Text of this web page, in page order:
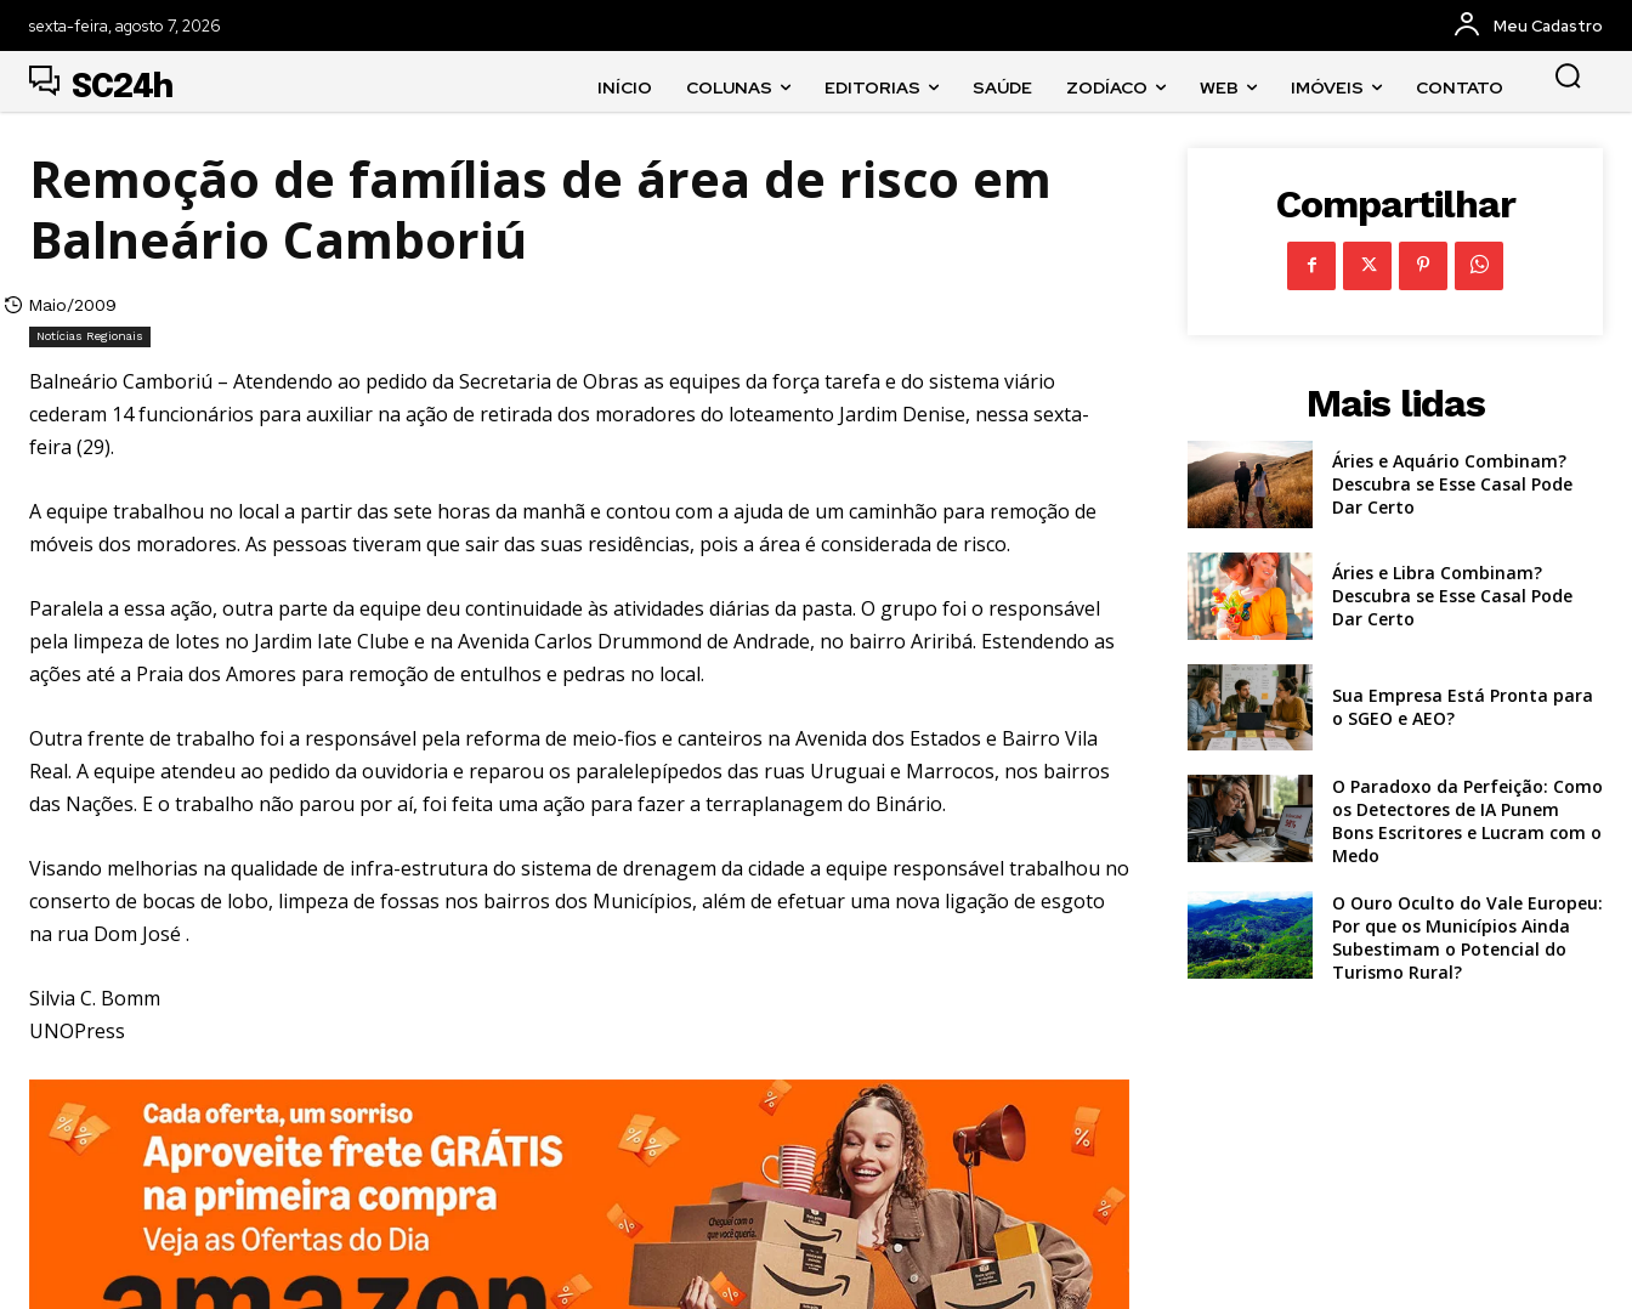
sexta-feira, agosto 7, 2026 Meu Cadastro
SC24h INÍCIO COLUNAS EDITORIAS SAÚDE ZODÍACO WEB IMÓVEIS CONTATO
Remoção de famílias de área de risco em
Balneário Camboriú
Maio/2009
Notícias Regionais
Balneário Camboriú – Atendendo ao pedido da Secretaria de Obras as equipes da força tarefa e do sistema viário
cederam 14 funcionários para auxiliar na ação de retirada dos moradores do loteamento Jardim Denise, nessa sexta-
feira (29).
A equipe trabalhou no local a partir das sete horas da manhã e contou com a ajuda de um caminhão para remoção de
móveis dos moradores. As pessoas tiveram que sair das suas residências, pois a área é considerada de risco.
Paralela a essa ação, outra parte da equipe deu continuidade às atividades diárias da pasta. O grupo foi o responsável
pela limpeza de lotes no Jardim Iate Clube e na Avenida Carlos Drummond de Andrade, no bairro Ariribá. Estendendo as
ações até a Praia dos Amores para remoção de entulhos e pedras no local.
Outra frente de trabalho foi a responsável pela reforma de meio-fios e canteiros na Avenida dos Estados e Bairro Vila
Real. A equipe atendeu ao pedido da ouvidoria e reparou os paralelepípedos das ruas Uruguai e Marrocos, nos bairros
das Nações. E o trabalho não parou por aí, foi feita uma ação para fazer a terraplanagem do Binário.
Visando melhorias na qualidade de infra-estrutura do sistema de drenagem da cidade a equipe responsável trabalhou no
conserto de bocas de lobo, limpeza de fossas nos bairros dos Municípios, além de efetuar uma nova ligação de esgoto
na rua Dom José .
Silvia C. Bomm
UNOPress
Compartilhar
Mais lidas
Áries e Aquário Combinam?
Descubra se Esse Casal Pode
Dar Certo
Áries e Libra Combinam?
Descubra se Esse Casal Pode
Dar Certo
Sua Empresa Está Pronta para
o SGEO e AEO?
O Paradoxo da Perfeição: Como
os Detectores de IA Punem
Bons Escritores e Lucram com o
Medo
O Ouro Oculto do Vale Europeu:
Por que os Municípios Ainda
Subestimam o Potencial do
Turismo Rural?